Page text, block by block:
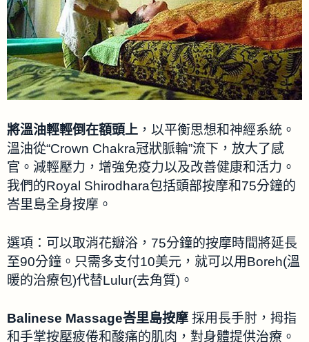
將溫油輕輕倒在額頭上 ，以平衡思想和神經系​​統。
溫油從“Crown Chakra冠狀脈輪”流下，放大了感
官。減輕壓力，增強免疫力以及改善健康和活力。
我們的Royal Shirodhara包括頭部按摩和75分鐘的
峇里島全身按摩。
選項：可以取消花瓣浴，75分鐘的按摩時間將延長
至90分鐘。只需多支付10美元，就可以用Boreh(溫
暖的治療包)代替Lulur(去角質)。
Balinese Massage峇里島按摩 採用長手肘，拇指
和手掌按壓疲倦和酸痛的肌肉，對身體提供治療。